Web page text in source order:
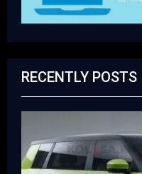
RECENTLY POSTS